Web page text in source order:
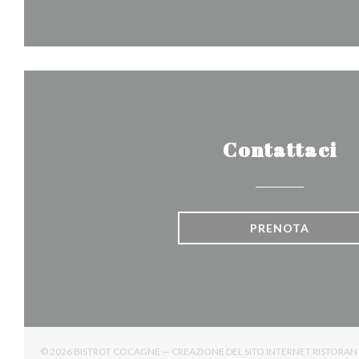
Contattaci
PRENOTA
© 2026 BISTROT COCAGNE — CREAZIONE DEL SITO INTERNET